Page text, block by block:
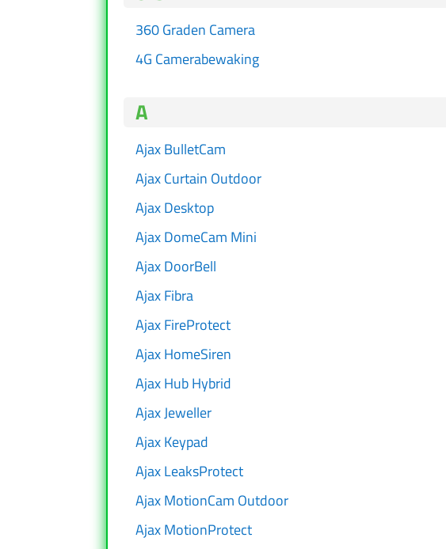
360 Graden Camera
4G Camerabewaking
A
Ajax BulletCam
Ajax Curtain Outdoor
Ajax Desktop
Ajax DomeCam Mini
Ajax DoorBell
Ajax Fibra
Ajax FireProtect
Ajax HomeSiren
Ajax Hub Hybrid
Ajax Jeweller
Ajax Keypad
Ajax LeaksProtect
Ajax MotionCam Outdoor
Ajax MotionProtect